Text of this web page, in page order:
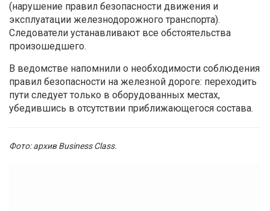
(нарушение правил безопасности движения и
эксплуатации железнодорожного транспорта).
Следователи устанавливают все обстоятельства
произошедшего.
В ведомстве напомнили о необходимости соблюдения
правил безопасности на железной дороге: переходить
пути следует только в оборудованных местах,
убедившись в отсутствии приближающегося состава.
Фото: архив Business Class.